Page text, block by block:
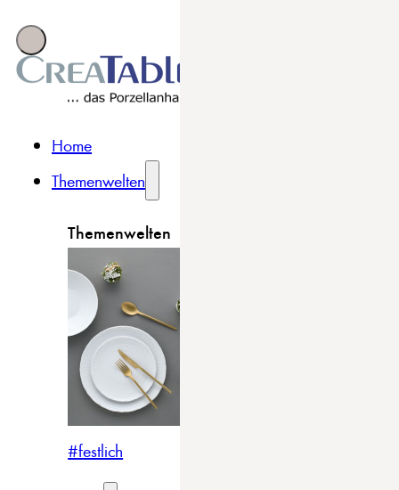
Home
Themenwelten
Themenwelten
#festlich